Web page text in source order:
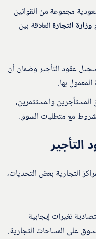
مجموعة من القوانين
وزارة التجارة العلاقة بين
عقود التأجير وضمان أن
بها.
والمستثمرين،
مع متطلبات السوق.
التأجير
التجارية بعض التحديات،
تغيرات إيجابية
على المساحات التجارية.